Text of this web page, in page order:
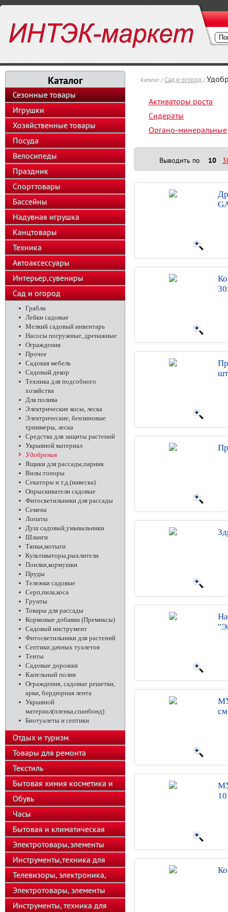
Каталог
Сезонные товары
Игрушки
Хозяйственные товары
Посуда
Велосипеды
Праздник
Спорттовары
Бассейны
Надувная игрушка
Канцтовары
Техника
Автоаксессуары
Интерьер,сувениры
Сад и огород
Грабли
Лейки садовые
Мелкий садовый инвентарь
Насосы погружные, дренажные
Ограждения
Прочее
Садовая мебель
Садовый декор
Техника для подсобного
хозяйства
Для полива
Электрические косы, леска
Электрические, бензиновые
триммеры, леска
Средства для защиты растений
Укрывной материал
Удобрения
Ящики для рассады,парник
Вилы.топоры
Секаторы и т.д.(навеска)
Опрыскиватели садовые
Фитосветильники для рассады
Семена
Лопаты
Душ садовый,умывальники
Шланги
Тяпки,мотыги
Культиваторы,рыхлители
Поилки,кормушки
Пруды
Тележки садовые
Серп,пила,коса
Грунты
Товары для рассады
Кормовые добавки (Премиксы)
Садовый инструмент
Фитосветильники для растений
Септики дачных туалетов
Тенты
Садовые дорожки
Капельный полив
Ограждения, садовые решетки,
арки, бордюрная лента
Укрывной
материал(пленка,спанбонд)
Биотуалеты и септики
Отдых и туризм
Товары для ремонта
Текстиль
Бытовая химия косметика и
парфюмерия
Обувь
Часы
Бытовая и климатическая
техника
Электротовары,элементы
питания
Инструменты,техника для
подсобного хозяйства
Телевизоры, электроника,
телефоны
Электротовары, элементы
питания, освещение
Инструменты, техника для
Каталог / Сад и огород /
Активаторы роста
Сидераты
Органо-минеральные
Выводить по 10
шт